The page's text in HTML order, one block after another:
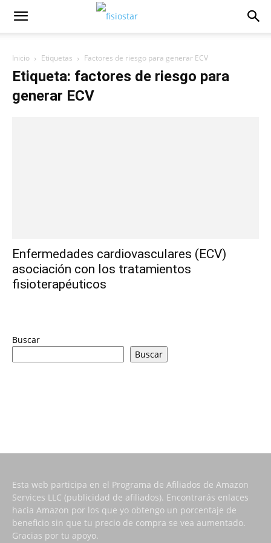
Inicio Etiquetas Factores de riesgo para generar ECV
Etiqueta: factores de riesgo para
generar ECV
Enfermedades cardiovasculares (ECV)
asociación con los tratamientos
fisioterapéuticos
Buscar
Buscar
Esta web participa en el Programa de Afiliados de Amazon
Services LLC (publicidad de afiliados). Encontrarás enlaces
hacia Amazon por los que yo obtengo un porcentaje de
beneficio sin que tu precio de compra se vea aumentado.
Gracias por tu apoyo.